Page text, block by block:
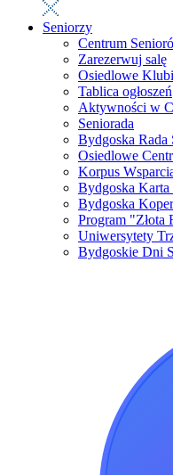
Seniorzy
Centrum
Zarezerwuj salę
Osiedlowe
Tablica ogłoszeń
Aktywności w
Seniorada
Bydgoska Rada
Osiedlowe
Korpus
Bydgoska Karta
Bydgoska
Program "Złota
Uniwersytety
Bydgoskie Dni